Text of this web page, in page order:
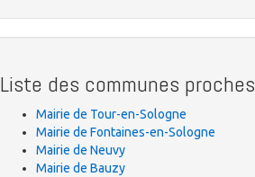
Liste des communes proches
Mairie de Tour-en-Sologne
Mairie de Fontaines-en-Sologne
Mairie de Neuvy
Mairie de Bauzy